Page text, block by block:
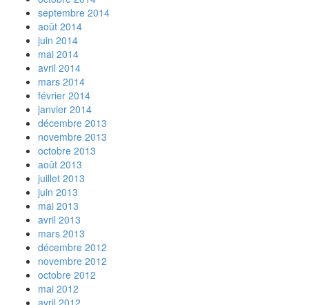
septembre 2014
août 2014
juin 2014
mai 2014
avril 2014
mars 2014
février 2014
janvier 2014
décembre 2013
novembre 2013
octobre 2013
août 2013
juillet 2013
juin 2013
mai 2013
avril 2013
mars 2013
décembre 2012
novembre 2012
octobre 2012
mai 2012
avril 2012